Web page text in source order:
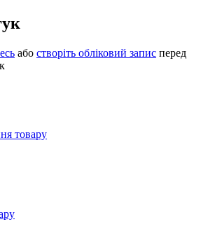
або створіть обліковий запис перед
товару